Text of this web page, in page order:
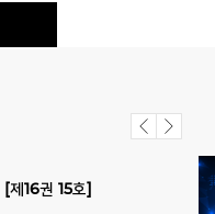
[제16권 15호]